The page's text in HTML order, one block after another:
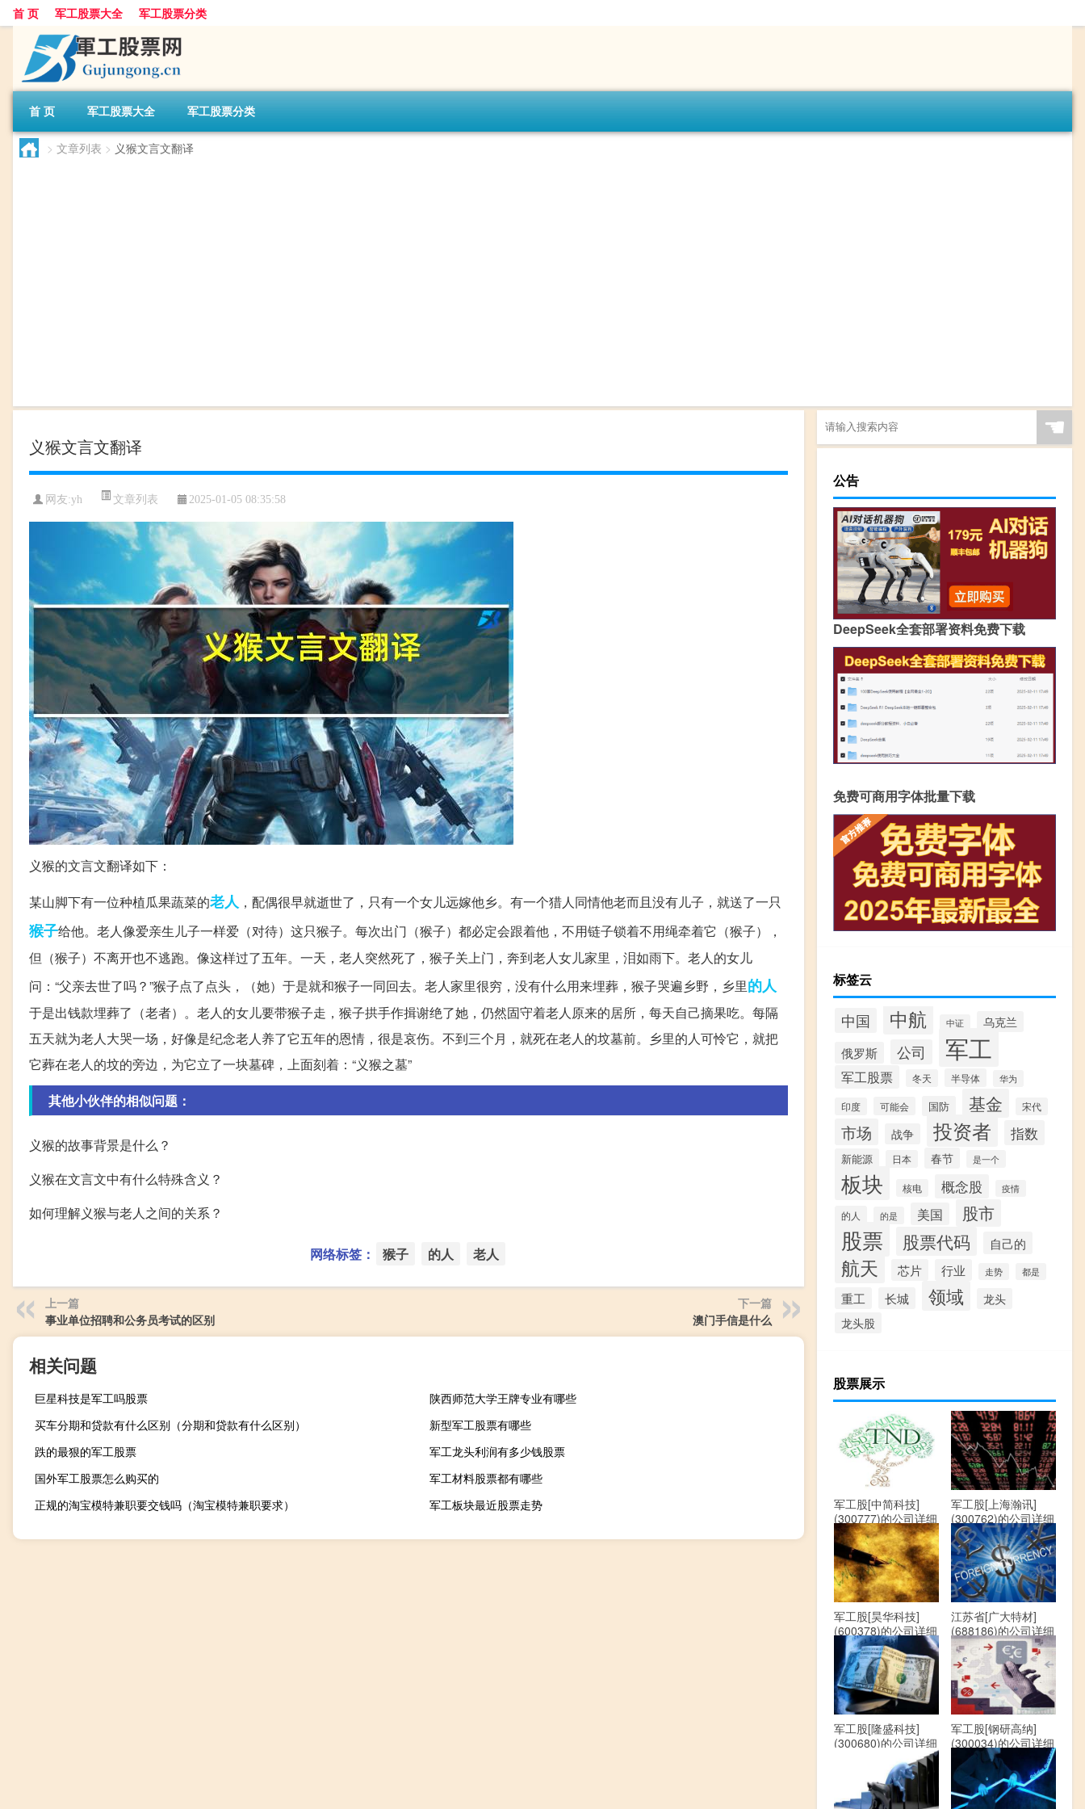
首 页 军工股票大全 军工股票分类
首 页 军工股票大全 军工股票分类
> 文章列表 > 义猴文言文翻译
义猴文言文翻译
网友:yh 文章列表 2025-01-05 08:35:58
义猴的文言文翻译如下：
某山脚下有一位种植瓜果蔬菜的老人 ，配偶很早就逝世了，只有一个女儿远嫁他乡。有一个猎人同情他老而且没有儿子，就送了一只
猴子给他。老人像爱亲生儿子一样爱（对待）这只猴子。每次出门（猴子）都必定会跟着他，不用链子锁着不用绳牵着它（猴子），
但（猴子）不离开也不逃跑。像这样过了五年。一天，老人突然死了，猴子关上门，奔到老人女儿家里，泪如雨下。老人的女儿
问：“父亲去世了吗？”猴子点了点头，（她）于是就和猴子一同回去。老人家里很穷，没有什么用来埋葬，猴子哭遍乡野，乡里的人
于是出钱款埋葬了（老者）。老人的女儿要带猴子走，猴子拱手作揖谢绝了她，仍然固守着老人原来的居所，每天自己摘果吃。每隔
五天就为老人大哭一场，好像是纪念老人养了它五年的恩情，很是哀伤。不到三个月，就死在老人的坟墓前。乡里的人可怜它，就把
它葬在老人的坟的旁边，为它立了一块墓碑，上面刻着：“义猴之墓”
其他小伙伴的相似问题：
义猴的故事背景是什么？
义猴在文言文中有什么特殊含义？
如何理解义猴与老人之间的关系？
网络标签： 猴子 的人 老人
上一篇
事业单位招聘和公务员考试的区别
下一篇
澳门手信是什么
相关问题
巨星科技是军工吗股票
陕西师范大学王牌专业有哪些
买车分期和贷款有什么区别（分期和贷款有什么区别）
新型军工股票有哪些
跌的最狠的军工股票
军工龙头利润有多少钱股票
国外军工股票怎么购买的
军工材料股票都有哪些
正规的淘宝模特兼职要交钱吗（淘宝模特兼职要求）
军工板块最近股票走势
☚
公告
DeepSeek全套部署资料免费下载
免费可商用字体批量下载
标签云
中国 中航 中证 乌克兰
俄罗斯 公司 军工
军工股票 冬天 半导体 华为
印度 可能会 国防 基金 宋代
市场 战争 投资者 指数
新能源 日本 春节 是一个
板块 核电 概念股 疫情
的人 的是 美国 股市
股票 股票代码 自己的
航天 芯片 行业 走势 都是
重工 长城 领域
龙头
龙头股
股票展示
军工股[中简科技]
(300777)的公司详细
资料
军工股[上海瀚讯]
(300762)的公司详细
资料
军工股[昊华科技]
(600378)的公司详细
资料
江苏省[广大特材]
(688186)的公司详细
资料
军工股[隆盛科技]
(300680)的公司详细
军工股[钢研高纳]
(300034)的公司详细
资料